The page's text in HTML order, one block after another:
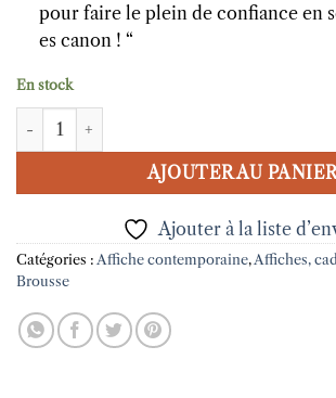
pour faire le plein de confiance en
es canon ! “
En stock
quantité de Affiche A5 Tu es canon Taxi
AJOUTER AU
Ajouter à la liste
Catégories : Affiche contemporaine,Affiches,
Brousse